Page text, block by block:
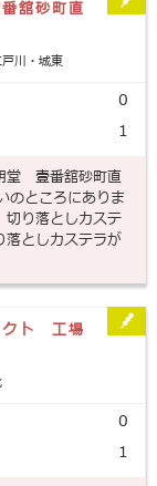
舘砂町直
川・城東
0
1
堂 壹番舘砂町直
のところにありま
切り落としカステ
落としカステラが
クト 工場
0
1